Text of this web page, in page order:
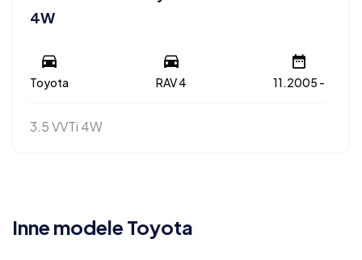
4W
Toyota RAV 4 11.2005 -
3.5 VVTi 4W
Inne modele Toyota